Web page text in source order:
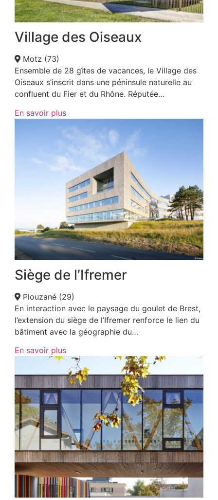
Village des Oiseaux
Motz (73)
Ensemble de 28 gîtes de vacances, le Village des
Oiseaux s’inscrit dans une péninsule naturelle au
confluent du Fier et du Rhône. Réputée…
En savoir plus
Siège de l’Ifremer
Plouzané (29)
En interaction avec le paysage du goulet de Brest,
l’extension du siège de l’Ifremer renforce le lien du
bâtiment avec la géographie du…
En savoir plus